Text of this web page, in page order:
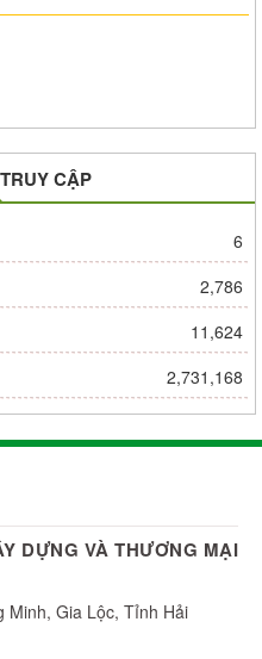
CẬP
6
2,786
11,624
2,731,168
DỰNG VÀ THƯƠNG MẠI
Minh, Gia Lộc, Tỉnh Hải